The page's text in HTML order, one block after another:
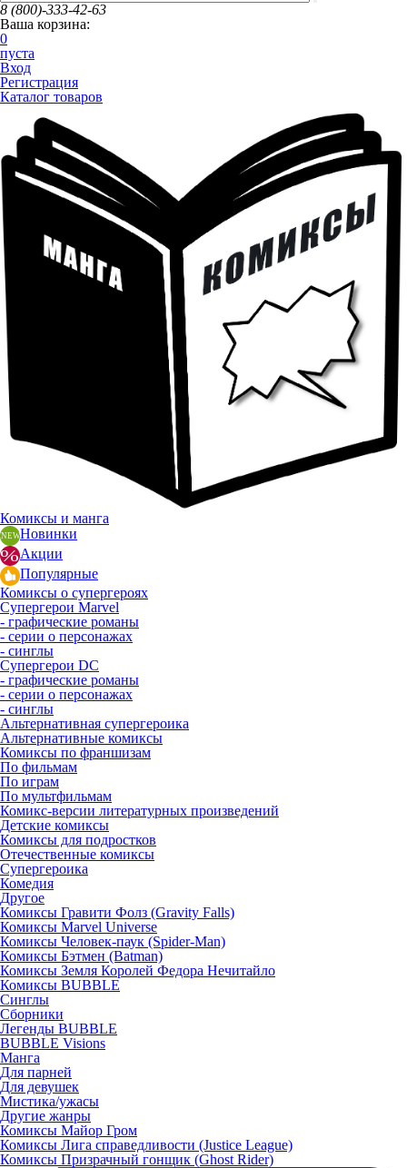
8 (800)-333-42-63
Ваша корзина:
0
пуста
Вход
Регистрация
Каталог товаров
Комиксы и манга
Новинки
Акции
Популярные
Комиксы о супергероях
Супергерои Marvel
- графические романы
- серии о персонажах
- синглы
Супергерои DC
- графические романы
- серии о персонажах
- синглы
Альтернативная супергероика
Альтернативные комиксы
Комиксы по франшизам
По фильмам
По играм
По мультфильмам
Комикс-версии литературных произведений
Детские комиксы
Комиксы для подростков
Отечественные комиксы
Супергероика
Комедия
Другое
Комиксы Гравити Фолз (Gravity Falls)
Комиксы Marvel Universe
Комиксы Человек-паук (Spider-Man)
Комиксы Бэтмен (Batman)
Комиксы Земля Королей Федора Нечитайло
Комиксы BUBBLE
Синглы
Сборники
Легенды BUBBLE
BUBBLE Visions
Манга
Для парней
Для девушек
Мистика/ужасы
Другие жанры
Комиксы Майор Гром
Комиксы Лига справедливости (Justice League)
Комиксы Призрачный гонщик (Ghost Rider)